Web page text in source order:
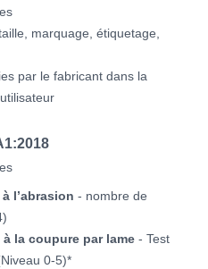
marquage, étiquetage,
par le fabricant dans la
l’abrasion - nombre de
la coupure par lame - Test
0-5)*